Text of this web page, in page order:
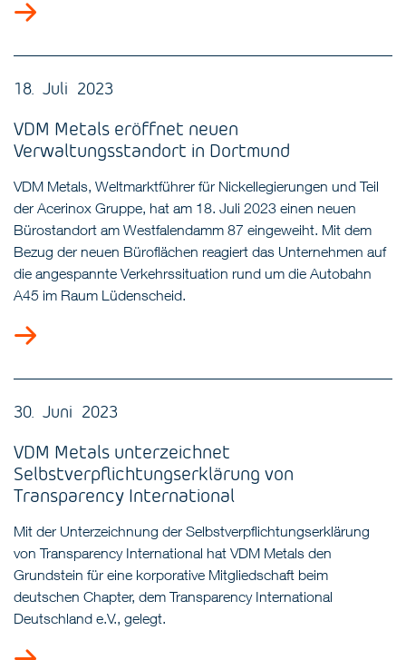
18. Juli 2023
VDM Metals eröffnet neuen
Verwaltungsstandort in Dortmund
VDM Metals, Weltmarktführer für Nickellegierungen und Teil
der Acerinox Gruppe, hat am 18. Juli 2023 einen neuen
Bürostandort am Westfalendamm 87 eingeweiht. Mit dem
Bezug der neuen Büroflächen reagiert das Unternehmen auf
die angespannte Verkehrssituation rund um die Autobahn
A45 im Raum Lüdenscheid.
30. Juni 2023
VDM Metals unterzeichnet
Selbstverpflichtungserklärung von
Transparency International
Mit der Unterzeichnung der Selbstverpflichtungserklärung
von Transparency International hat VDM Metals den
Grundstein für eine korporative Mitgliedschaft beim
deutschen Chapter, dem Transparency International
Deutschland e.V., gelegt.